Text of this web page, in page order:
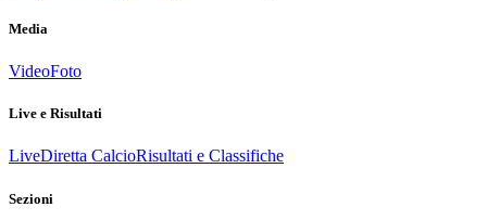
Media
VideoFoto
Live e Risultati
LiveDiretta CalcioRisultati e Classifiche
Sezioni